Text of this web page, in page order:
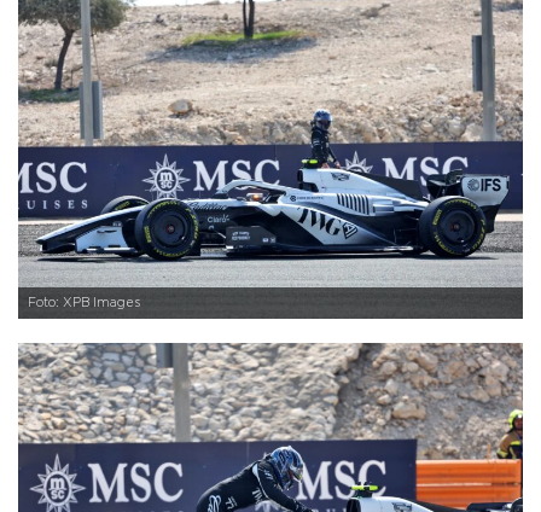
Foto: XPB Images